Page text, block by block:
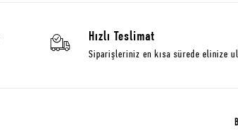
Hızlı Teslimat
Siparişleriniz en kısa sürede elinize